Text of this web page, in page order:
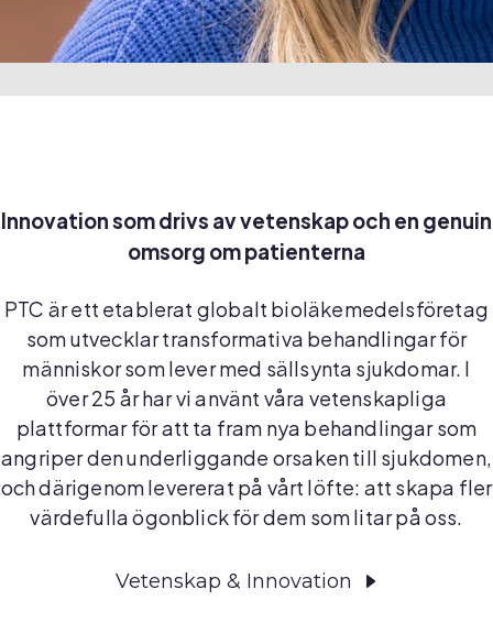
Innovation som drivs av vetenskap och en genuin
omsorg om patienterna
PTC är ett etablerat globalt bioläkemedelsföretag
som utvecklar transformativa behandlingar för
människor som lever med sällsynta sjukdomar. I
över 25 år har vi använt våra vetenskapliga
plattformar för att ta fram nya behandlingar som
angriper den underliggande orsaken till sjukdomen,
och därigenom levererat på vårt löfte: att skapa fler
värdefulla ögonblick för dem som litar på oss.
Vetenskap & Innovation